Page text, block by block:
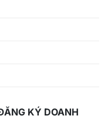
KÝ DOANH